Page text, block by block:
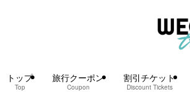
トップ
Top
旅行クーポン
Coupon
割引チケット
Discount Tickets